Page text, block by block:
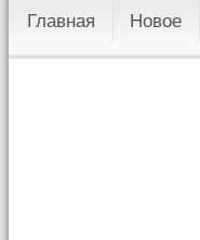
Главная Новое